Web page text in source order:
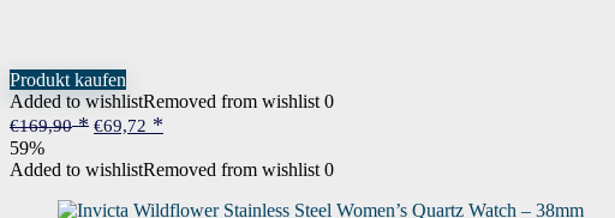
Produkt kaufen
Added to wishlistRemoved from wishlist 0
€169,90
Ursprünglicher
war:
€169,90
€69,72
€69,72.
59%
Added to wishlistRemoved from wishlist 0